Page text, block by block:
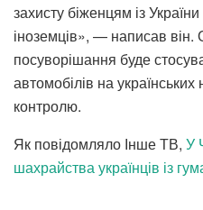
захисту біженцям із
іноземців», — написав
посуворішання буде
автомобілів на українських
контролю.
Як повідомляло Інше ТВ, У
шахрайства українців із